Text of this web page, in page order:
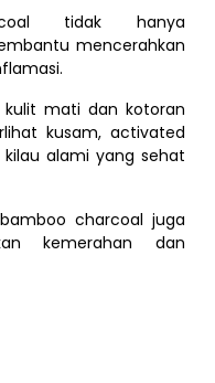
tidak hanya
mencerahkan
kulit mati dan kotoran
kusam, activated
alami yang sehat
charcoal juga
kemerahan dan